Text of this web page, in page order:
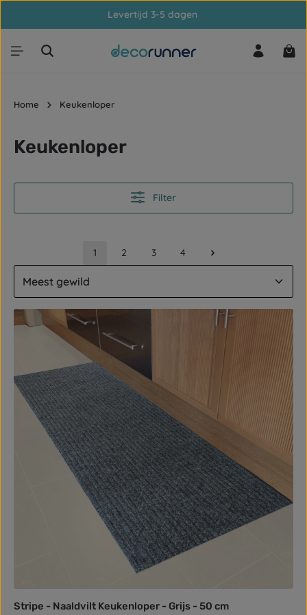
Ga naar de hoofdinhoudLevertijd 3-5 dagen
Home Keukenloper
Keukenloper
Filter
Pagina
1 Pagina
2 Pagina
3 Pagina
4
Stripe - Naaldvilt Keukenloper - Grijs - 50 cm